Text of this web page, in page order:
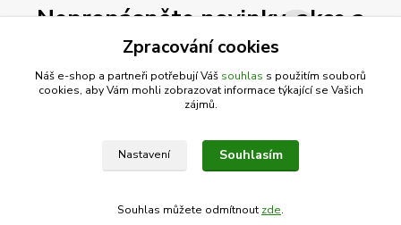
Nepropásněte novinky, akce a
slevy!
zpracováním osobních údajůza účelem rozesílky newsletteru.
Můžete se kdykoli odhlásit. Zasíláme jednou za 14 dní.
Zpracování cookies
Náš e-shop a partneři potřebují Váš souhlas s použitím souborů
cookies, aby Vám mohli zobrazovat informace týkající se Vašich
zájmů.
Nastavení Souhlasím
Souhlas můžete odmítnout zde.